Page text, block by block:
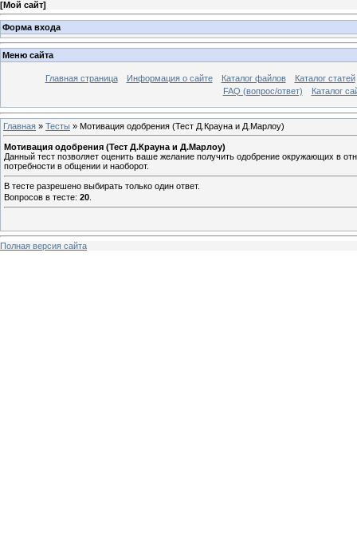
[Мой сайт]
Форма входа
Меню сайта
Главная страница Информация о сайте Каталог файлов
Каталог статей
FAQ (вопрос/ответ)
Каталог
Главная » Тесты » Мотивация одобрения (Тест Д.Крауна и Д.Марлоу)
Мотивация одобрения (Тест Д.Крауна и Д.Марлоу)
Данный тест позволяет оценить ваше желание получить одобрение окружающих в
потребности в общении и наоборот.
В тесте разрешено выбирать только один ответ.
Вопросов в тесте: 20
Полная версия сайта